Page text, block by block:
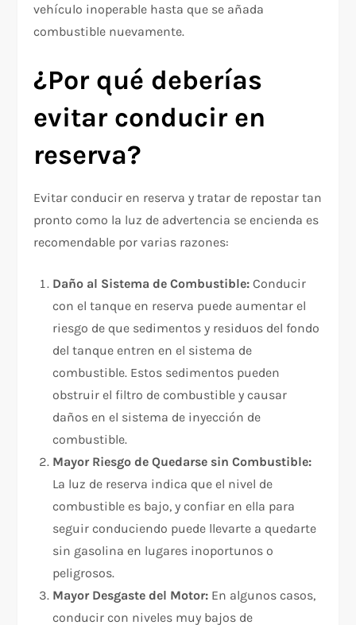
vehículo inoperable hasta que se añada
combustible nuevamente.
¿Por qué deberías
evitar conducir en
reserva?
Evitar conducir en reserva y tratar de repostar tan
pronto como la luz de advertencia se encienda es
recomendable por varias razones:
Daño al Sistema de Combustible: Conducir
con el tanque en reserva puede aumentar el
riesgo de que sedimentos y residuos del fondo
del tanque entren en el sistema de
combustible. Estos sedimentos pueden
obstruir el filtro de combustible y causar
daños en el sistema de inyección de
combustible.
Mayor Riesgo de Quedarse sin Combustible:
La luz de reserva indica que el nivel de
combustible es bajo, y confiar en ella para
seguir conduciendo puede llevarte a quedarte
sin gasolina en lugares inoportunos o
peligrosos.
Mayor Desgaste del Motor: En algunos casos,
conducir con niveles muy bajos de